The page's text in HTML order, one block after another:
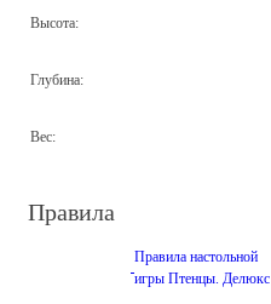
Высота:
Глубина:
Вес:
Правила
Правила настольной
игры Птенцы. Делюкс